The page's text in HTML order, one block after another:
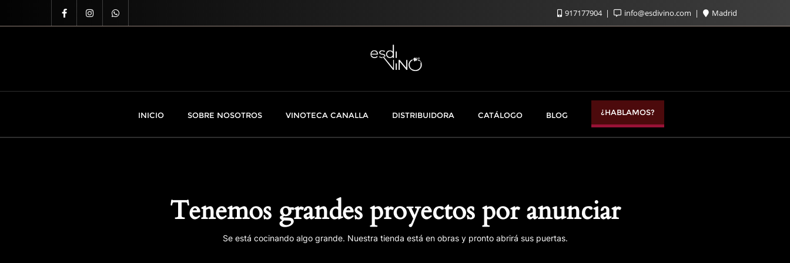
917177904 info@esdivino.com Madrid
INICIO SOBRE NOSOTROS VINOTECA CANALLA DISTRIBUIDORA CATÁLOGO BLOG ¿HABLAMOS?
Tenemos grandes proyectos por anunciar
Se está cocinando algo grande. Nuestra tienda está en obras y pronto abrirá sus puertas.